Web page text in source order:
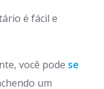
é fácil e
você pode se
um